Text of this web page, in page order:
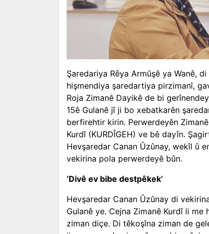
Şaredariya Rêya Armûşê ya Wanê,
hişmendiya şaredartiya pirzimanî,
Roja Zimanê Dayikê de bi
15ê Gulanê jî ji bo xebatkarên
berfirehtir kirin. Perwerdeyên
Kurdî (KURDÎGEH) ve bê dayîn.
Hevşaredar Canan Ûzûnay, wekîl û
vekirina pola perwerdeyê bûn.
‘Divê ev bibe destpêkek’
Hevşaredar Canan Ûzûnay di
Gulanê ye. Cejna Zimanê Kurdî li
ziman diçe. Di têkoşîna ziman de